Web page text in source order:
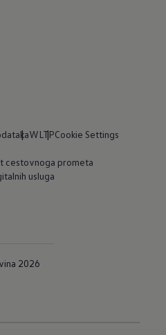
WLTPCookie Settings
cestovnoga prometa
usluga
2026